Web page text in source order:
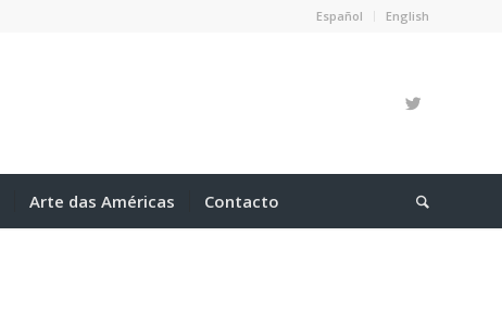
Español English
Arte das Américas Contacto